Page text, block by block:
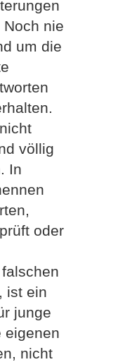
nie
um die
völlig
In
oder
ist ein
junge
eigenen
nicht